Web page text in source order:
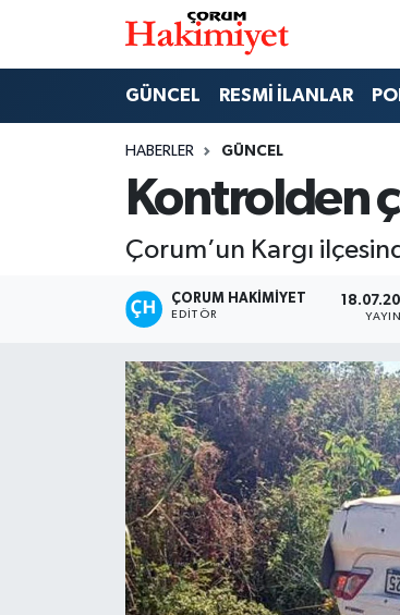
GÜNCEL RESMİ İLANLAR
HABERLER GÜNCEL
Kontrolden
Çorum’un Kargı
ÇORUM HAKIMIYET
EDITÖR
EKONOMİ
GÜNCEL
AKTÜEL
EĞİTİM
İLÇELER
OTOPARK
Nöbetçi Eczaneler
Çorum Namaz Vakitleri
Trafik Durumu
Süper Lig Puan Durumu ve Fikstür
Tüm Manşetler
Son Dakika Haberleri
Haber Arşivi